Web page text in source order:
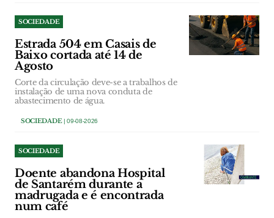
SOCIEDADE
Estrada 504 em Casais de
Baixo cortada até 14 de
Agosto
Corte da circulação deve-se a trabalhos de
instalação de uma nova conduta de
abastecimento de água.
SOCIEDADE| 09-08-2026
SOCIEDADE
Doente abandona Hospital
de Santarém durante a
madrugada e é encontrada
num café